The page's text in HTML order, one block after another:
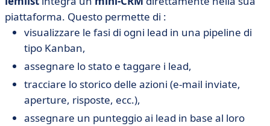
piattaforma. Questo permette di :
visualizzare le fasi di ogni lead in una pipeline di
tipo Kanban,
assegnare lo stato e taggare i lead,
tracciare lo storico delle azioni (e-mail inviate,
aperture, risposte, ecc.),
assegnare un punteggio ai lead in base al loro